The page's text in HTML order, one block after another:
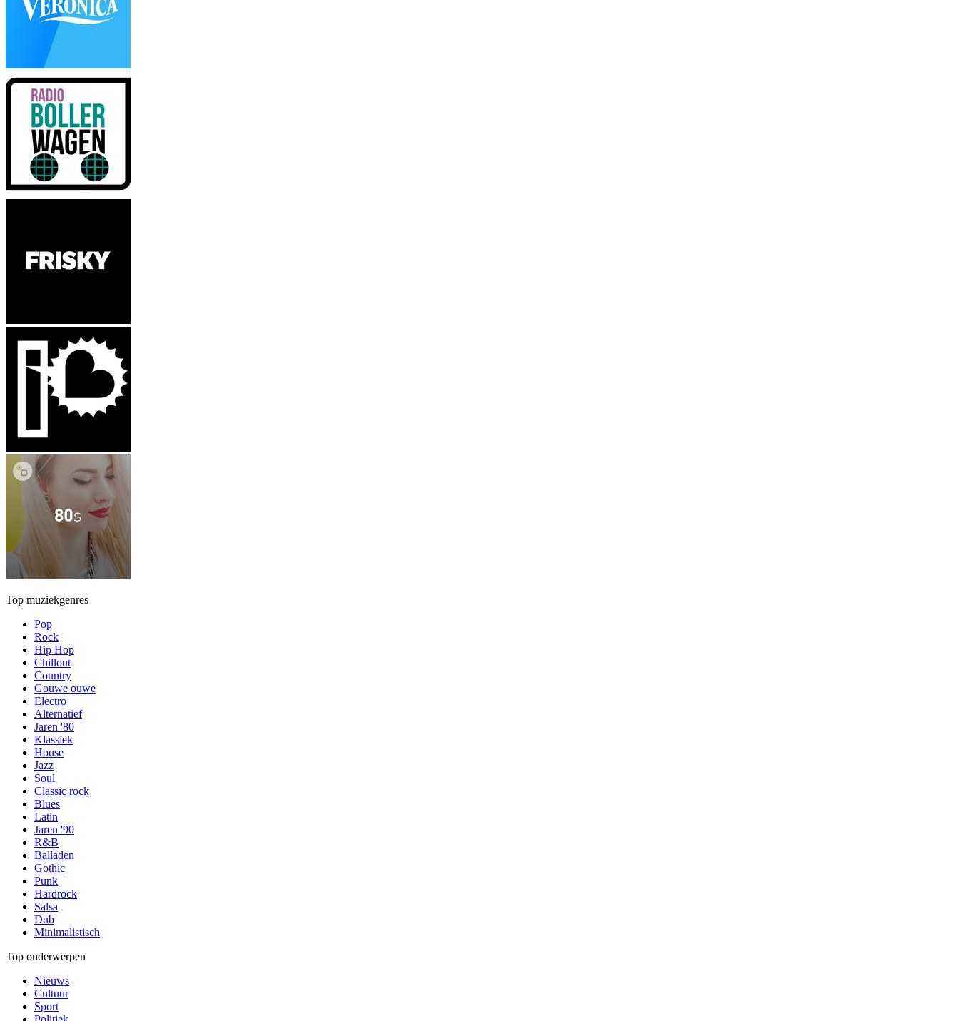
Top muziekgenres
Pop
Rock
Hip Hop
Chillout
Country
Gouwe ouwe
Electro
Alternatief
Jaren '80
Klassiek
House
Jazz
Soul
Classic rock
Blues
Latin
Jaren '90
R&B
Balladen
Gothic
Punk
Hardrock
Salsa
Dub
Minimalistisch
Top onderwerpen
Nieuws
Cultuur
Sport